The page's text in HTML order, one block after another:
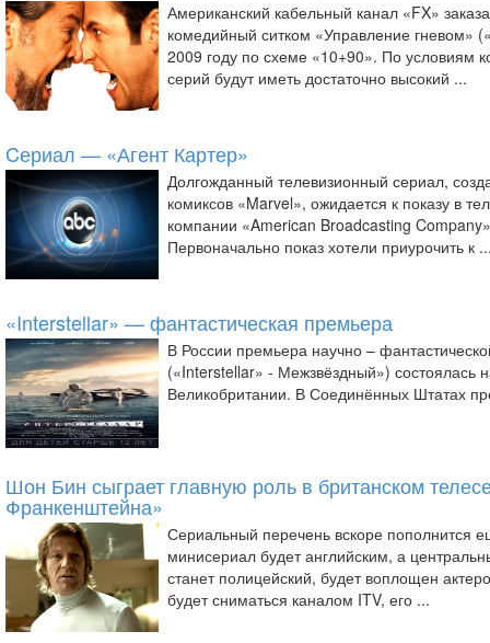
Американский кабельный канал «FX»
комедийный ситком «Управление гневом»
2009 году по схеме «10+90». По условиям
серий будут иметь достаточно высокий ...
Cериал — «Агент Картер»
Долгожданный телевизионный сериал,
комиксов «Marvel», ожидается к показу в
компании «American Broadcasting
Первоначально показ хотели приурочить к
«Interstellar» — фантастическая премьера
В России премьера научно –
(«Interstellar» - Межзвёздный») состоялась
Великобритании. В Соединённых Штатах
Шон Бин сыграет главную роль в британском
Франкенштейна»
Сериальный перечень вскоре пополнится
минисериал будет английским, а
станет полицейский, будет воплощен
будет сниматься каналом ITV, его ...